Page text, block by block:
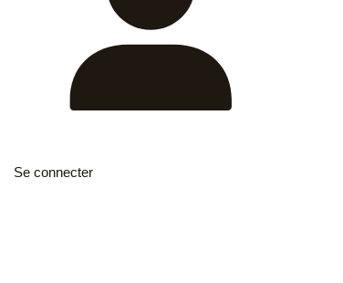
Se connecter